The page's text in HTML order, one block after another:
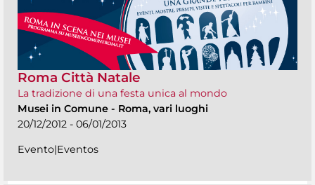
Roma Città Natale
La tradizione di una festa unica al mondo
Musei in Comune - Roma, vari luoghi
20/12/2012 - 06/01/2013
Evento|Eventos